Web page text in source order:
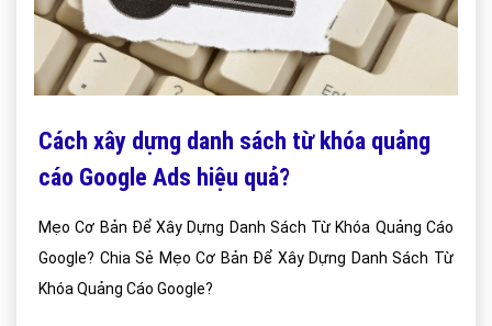
Cách xây dựng danh sách từ khóa quảng
cáo Google Ads hiệu quả?
Mẹo Cơ Bản Để Xây Dựng Danh Sách Từ Khóa Quảng Cáo
Google? Chia Sẻ Mẹo Cơ Bản Để Xây Dựng Danh Sách Từ
Khóa Quảng Cáo Google?